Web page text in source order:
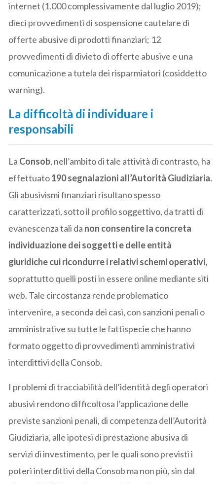
internet (1.000 complessivamente dal luglio 2019);
dieci provvedimenti di sospensione cautelare di
offerte abusive di prodotti finanziari; 12
provvedimenti di divieto di offerte abusive e una
comunicazione a tutela dei risparmiatori (cosiddetto
warning).
La difficoltà di individuare i
responsabili
La Consob, nell’ambito di tale attività di contrasto, ha
effettuato190 segnalazioni all’Autorità Giudiziaria.
Gli abusivismi finanziari risultano spesso
caratterizzati, sotto il profilo soggettivo, da tratti di
evanescenza tali da non consentire la concreta
individuazione dei soggetti e delle entità
giuridiche cui ricondurre i relativi schemi operativi,
soprattutto quelli posti in essere online mediante siti
web. Tale circostanza rende problematico
intervenire, a seconda dei casi, con sanzioni penali o
amministrative su tutte le fattispecie che hanno
formato oggetto di provvedimenti amministrativi
interdittivi della Consob.
I problemi di tracciabilità dell’identità degli operatori
abusivi rendono difficoltosa l’applicazione delle
previste sanzioni penali, di competenza dell’Autorità
Giudiziaria, alle ipotesi di prestazione abusiva di
servizi di investimento, per le quali sono previsti i
poteri interdittivi della Consob ma non più, sin dal